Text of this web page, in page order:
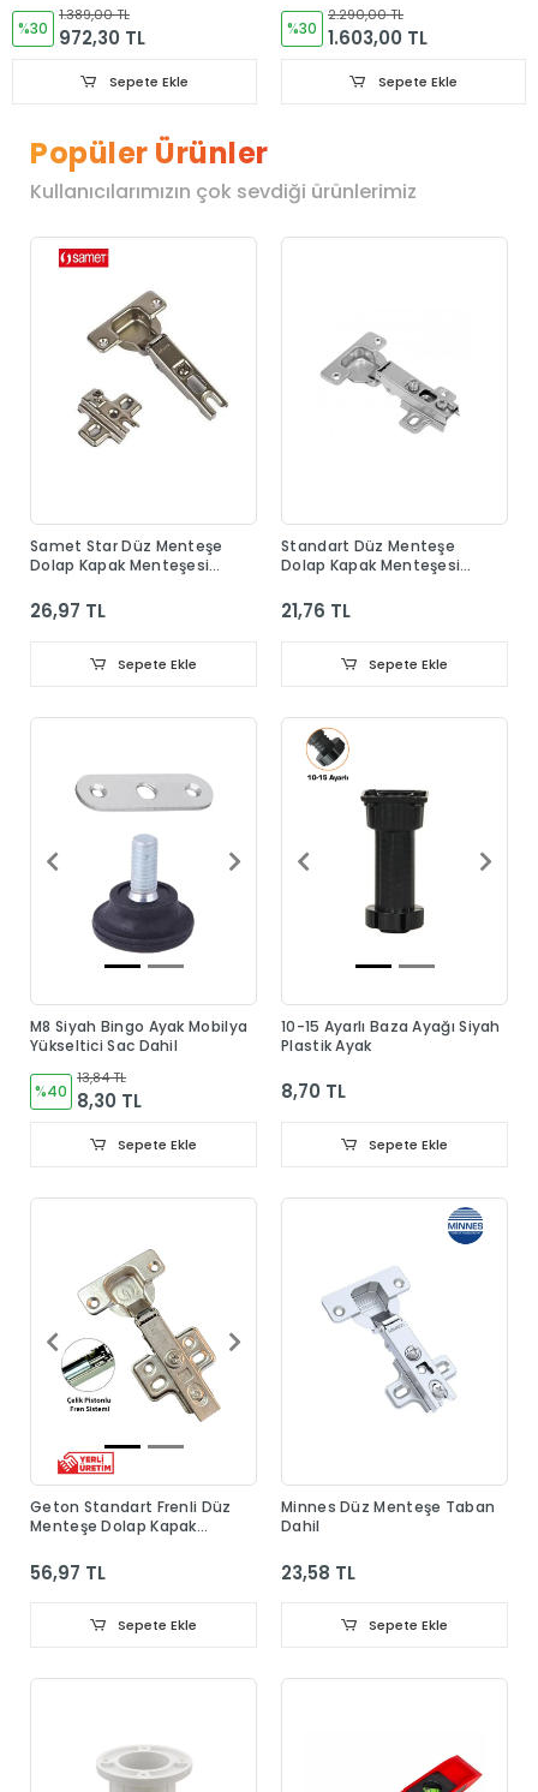
%30
1.389,00 TL
972,30 TL
Sepete Ekle
%30
2.290,00 TL
1.603,00 TL
Sepete Ekle
Popüler Ürünler
Kullanıcılarımızın çok sevdiği ürünlerimiz
Samet Star Düz Menteşe
Dolap Kapak Menteşesi
26,97 TL
Sepete Ekle
Standart Düz Menteşe
Dolap Kapak Menteşesi
21,76 TL
Sepete Ekle
M8 Siyah Bingo Ayak Mobilya
Yükseltici Sac Dahil
%40
13,84 TL
8,30 TL
Sepete Ekle
10-15 Ayarlı Baza Ayağı Siyah
Plastik Ayak
8,70 TL
Sepete Ekle
Geton Standart Frenli Düz
Menteşe Dolap Kapak
56,97 TL
Sepete Ekle
Minnes Düz Menteşe Taban
Dahil
23,58 TL
Sepete Ekle